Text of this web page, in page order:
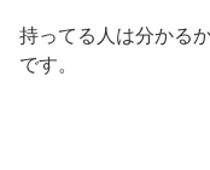
持ってる人は分かる
です。